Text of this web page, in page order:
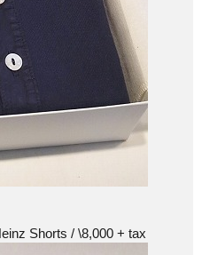
Shorts / \8,000 + tax